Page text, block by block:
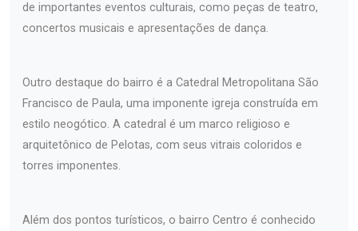
de importantes eventos culturais, como peças de teatro,
concertos musicais e apresentações de dança.
Outro destaque do bairro é a Catedral Metropolitana São
Francisco de Paula, uma imponente igreja construída em
estilo neogótico. A catedral é um marco religioso e
arquitetônico de Pelotas, com seus vitrais coloridos e
torres imponentes.
Além dos pontos turísticos, o bairro Centro é conhecido